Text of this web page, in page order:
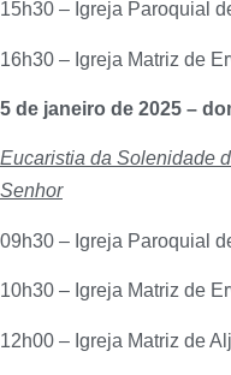
15h30 – Igreja Paroquial
16h30 – Igreja Matriz de
5 de janeiro de 2025 –
Eucaristia da Solenidade
Senhor
09h30 – Igreja Paroquial
10h30 – Igreja Matriz de
12h00 – Igreja Matriz de